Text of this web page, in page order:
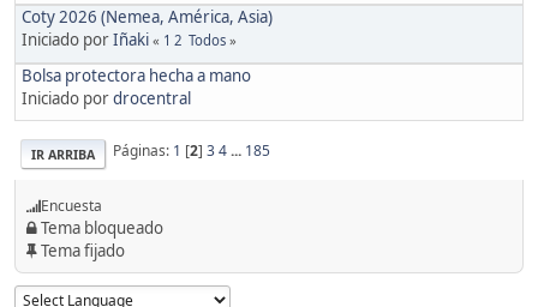
Coty 2026 (Nemea, América, Asia)
Iniciado porIñaki « 1 2 Todos »
Bolsa protectora hecha a mano
Iniciado pordrocentral
IR ARRIBA Páginas: 1 [2] 34... 185
Encuesta
Tema bloqueado
Tema fijado